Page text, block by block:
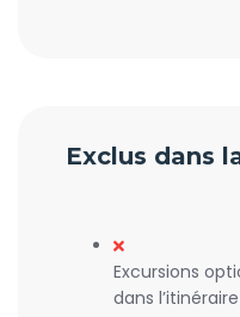
Exclus dans
Excursions
dans